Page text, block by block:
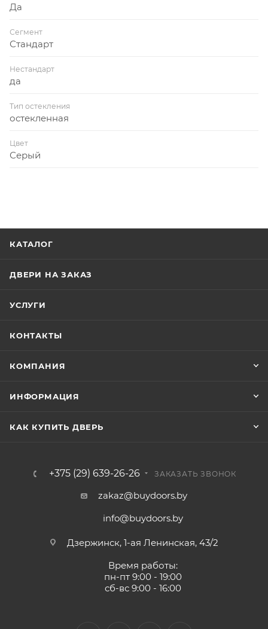
Да
Сегмент
Стандарт
Нестандарт
да
Тип остекления
остекленная
Цвет
Серый
КАТАЛОГ
ДВЕРИ НА ЗАКАЗ
УСЛУГИ
КОНТАКТЫ
КОМПАНИЯ
ИНФОРМАЦИЯ
КАК КУПИТЬ ДВЕРЬ
+375 (29) 639-26-26 ЗАКАЗАТЬ ЗВОНОК
zakaz@buydoors.by
info@buydoors.by
Дзержинск, 1-ая Ленинская, 43/2
Время работы:
пн-пт 9:00 - 19:00
сб-вс 9:00 - 16:00